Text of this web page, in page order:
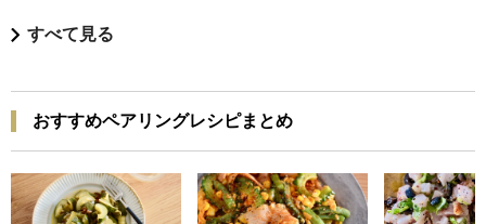
すべて見る
おすすめペアリングレシピまとめ